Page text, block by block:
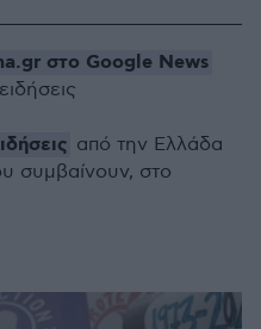
στο Google News
από την Ελλάδα
συμβαίνουν, στο